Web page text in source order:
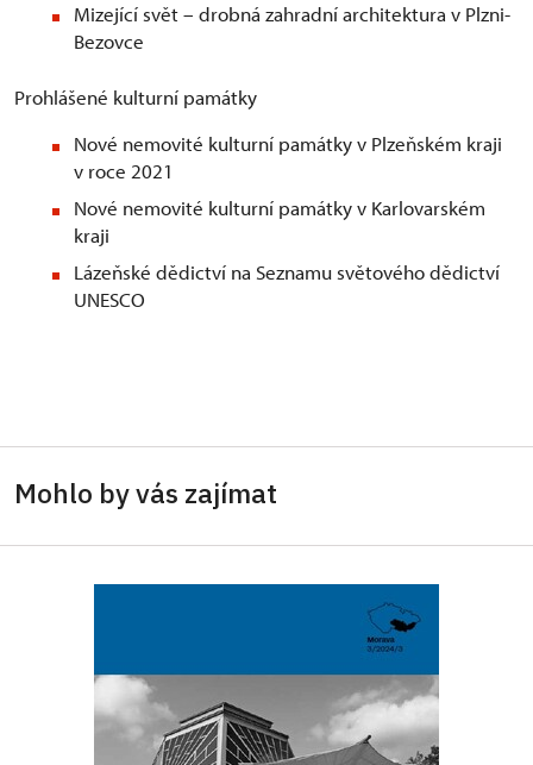
Mizející svět – drobná zahradní architektura v Plzni-
Bezovce
Prohlášené kulturní památky
Nové nemovité kulturní památky v Plzeňském kraji
v roce 2021
Nové nemovité kulturní památky v Karlovarském
kraji
Lázeňské dědictví na Seznamu světového dědictví
UNESCO
Mohlo by vás zajímat